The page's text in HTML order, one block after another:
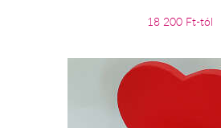
18 200 Ft-tól